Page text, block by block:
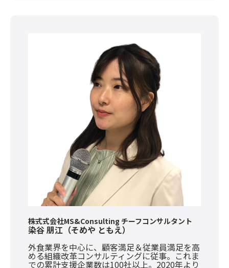
株式式会社MS&Consulting チーフコンサルタント
染谷 朋江（そめや ともえ）
外食業界を中心に、顧客満足＆従業員満足を高
める組織改革コンサルティングに従事。これま
での累計支援企業数は100社以上。2020年より